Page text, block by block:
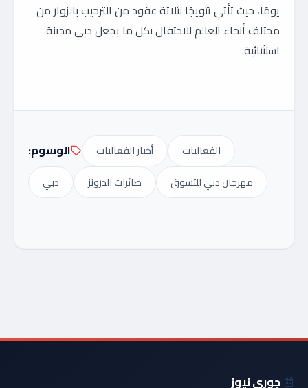
يومًا، حيث تأتي تتويجًا لثلاثة عقود من الترحيب بالزوار من
مختلف أنحاء العالم للاحتفال بكل ما يجعل دبي مدينة
استثنائية.
الوسوم: أخبار الفعاليات
الفعاليات
دبي
طائرات الدرونز مهرجان دبي للتسوق
📰 جوري نيوز